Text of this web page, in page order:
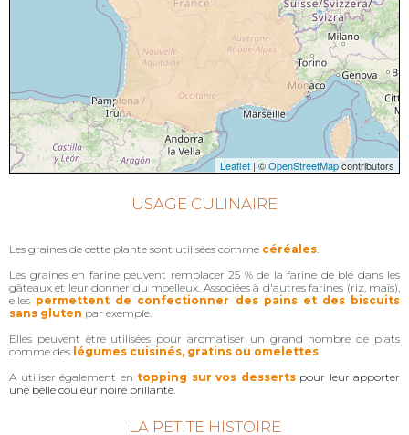
Leaflet | ©OpenStreetMapcontributors
USAGE CULINAIRE
Les graines de cette plante sont utilisées comme céréales
Les graines en farine peuvent remplacer 25 % de la farine de blé dans les
gâteaux et leur donner du moelleux. Associées à d'autres farines (riz, maïs),
elles permettent de confectionner des pains et des biscuits
sans gluten par exemple.
Elles peuvent être utilisées pour aromatiser un grand nombre de plats
comme des légumes cuisinés, gratins ou omelettes
A utiliser également en topping sur vos desserts pour leur apporter
une belle couleur noire brillante
LA PETITE HISTOIRE